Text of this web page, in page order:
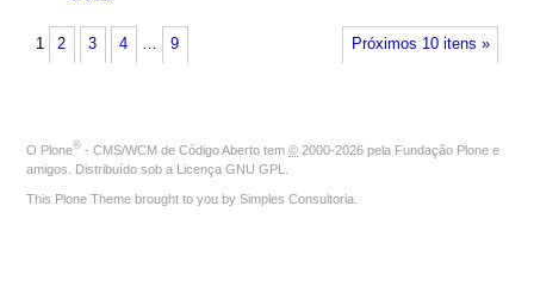
Próximos 10 itens »
1 2 3 4 … 9
O Plone® - CMS/WCM de Código Aberto tem © 2000-2026 pela Fundação Plone e
amigos. Distribuído sob a Licença GNU GPL
This Plone Theme brought to you by Simples Consultoria